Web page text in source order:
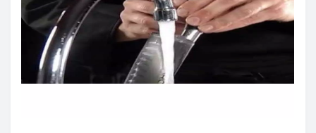
Лезвие ножа для овощей и фруктов изготовили из
эксклюзивной нержавеющей стали NITRUM, которая
имеет сверхвысокую режущую способность,
повышенную твердость и коррозиестойкость. В
результате лезвие ножа аркос долго не тупится, не
ржавеет, поэтому изделие имеет долгий срок службы,